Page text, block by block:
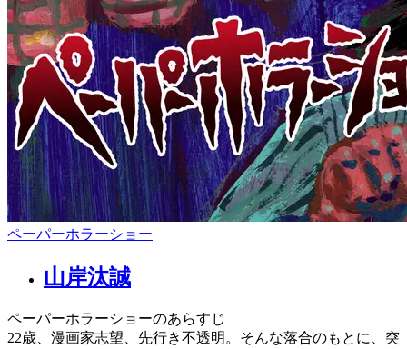
ペーパーホラーショー
山岸汰誠
ペーパーホラーショーのあらすじ
22歳、漫画家志望、先行き不透明。そんな落合のもとに、突